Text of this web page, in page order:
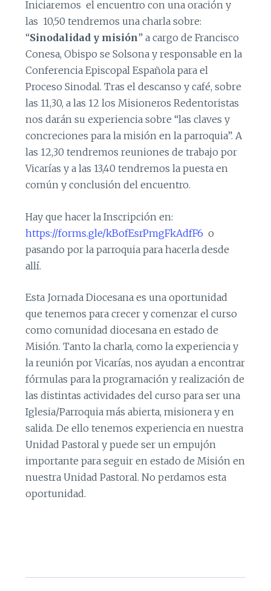
Iniciaremos el encuentro con una oración y
las 10,50 tendremos una charla sobre:
“Sinodalidad y misión” a cargo de Francisco
Conesa, Obispo se Solsona y responsable en la
Conferencia Episcopal Española para el
Proceso Sinodal. Tras el descanso y café, sobre
las 11,30, a las 12 los Misioneros Redentoristas
nos darán su experiencia sobre “las claves y
concreciones para la misión en la parroquia”. A
las 12,30 tendremos reuniones de trabajo por
Vicarías y a las 13,40 tendremos la puesta en
común y conclusión del encuentro.
Hay que hacer la Inscripción en:
https://forms.gle/kBofEsrPmgFkAdfF6 o
pasando por la parroquia para hacerla desde
allí.
Esta Jornada Diocesana es una oportunidad
que tenemos para crecer y comenzar el curso
como comunidad diocesana en estado de
Misión. Tanto la charla, como la experiencia y
la reunión por Vicarías, nos ayudan a encontrar
fórmulas para la programación y realización de
las distintas actividades del curso para ser una
Iglesia/Parroquia más abierta, misionera y en
salida. De ello tenemos experiencia en nuestra
Unidad Pastoral y puede ser un empujón
importante para seguir en estado de Misión en
nuestra Unidad Pastoral. No perdamos esta
oportunidad.